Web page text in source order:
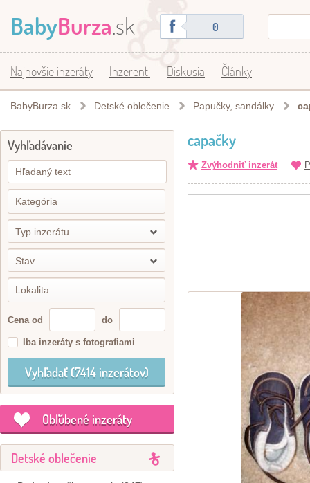
BabyBurza.sk 0
Najnovšie inzeráty Inzerenti Diskusia Články
BabyBurza.sk Detské oblečenie Papučky, sandálky
Vyhľadávanie
Typ inzerátu
Stav
Cena od do
Iba inzeráty s fotografiami
Obľúbené inzeráty
Detské oblečenie
capačky
Zvýhodniť inzerát